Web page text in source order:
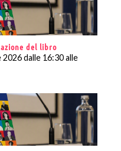
del libro
dalle 16:30 alle